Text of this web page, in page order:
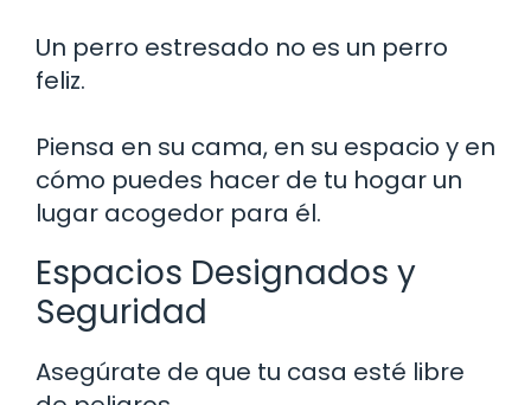
Un perro estresado no es un perro
feliz.
Piensa en su cama, en su espacio y en
cómo puedes hacer de tu hogar un
lugar acogedor para él.
Espacios Designados y
Seguridad
Asegúrate de que tu casa esté libre